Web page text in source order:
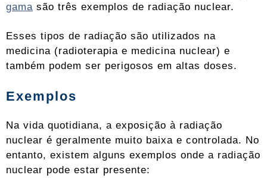
gama são três exemplos de radiação nuclear.
Esses tipos de radiação são utilizados na
medicina (radioterapia e medicina nuclear) e
também podem ser perigosos em altas doses.
Exemplos
Na vida quotidiana, a exposição à radiação
nuclear é geralmente muito baixa e controlada. No
entanto, existem alguns exemplos onde a radiação
nuclear pode estar presente: